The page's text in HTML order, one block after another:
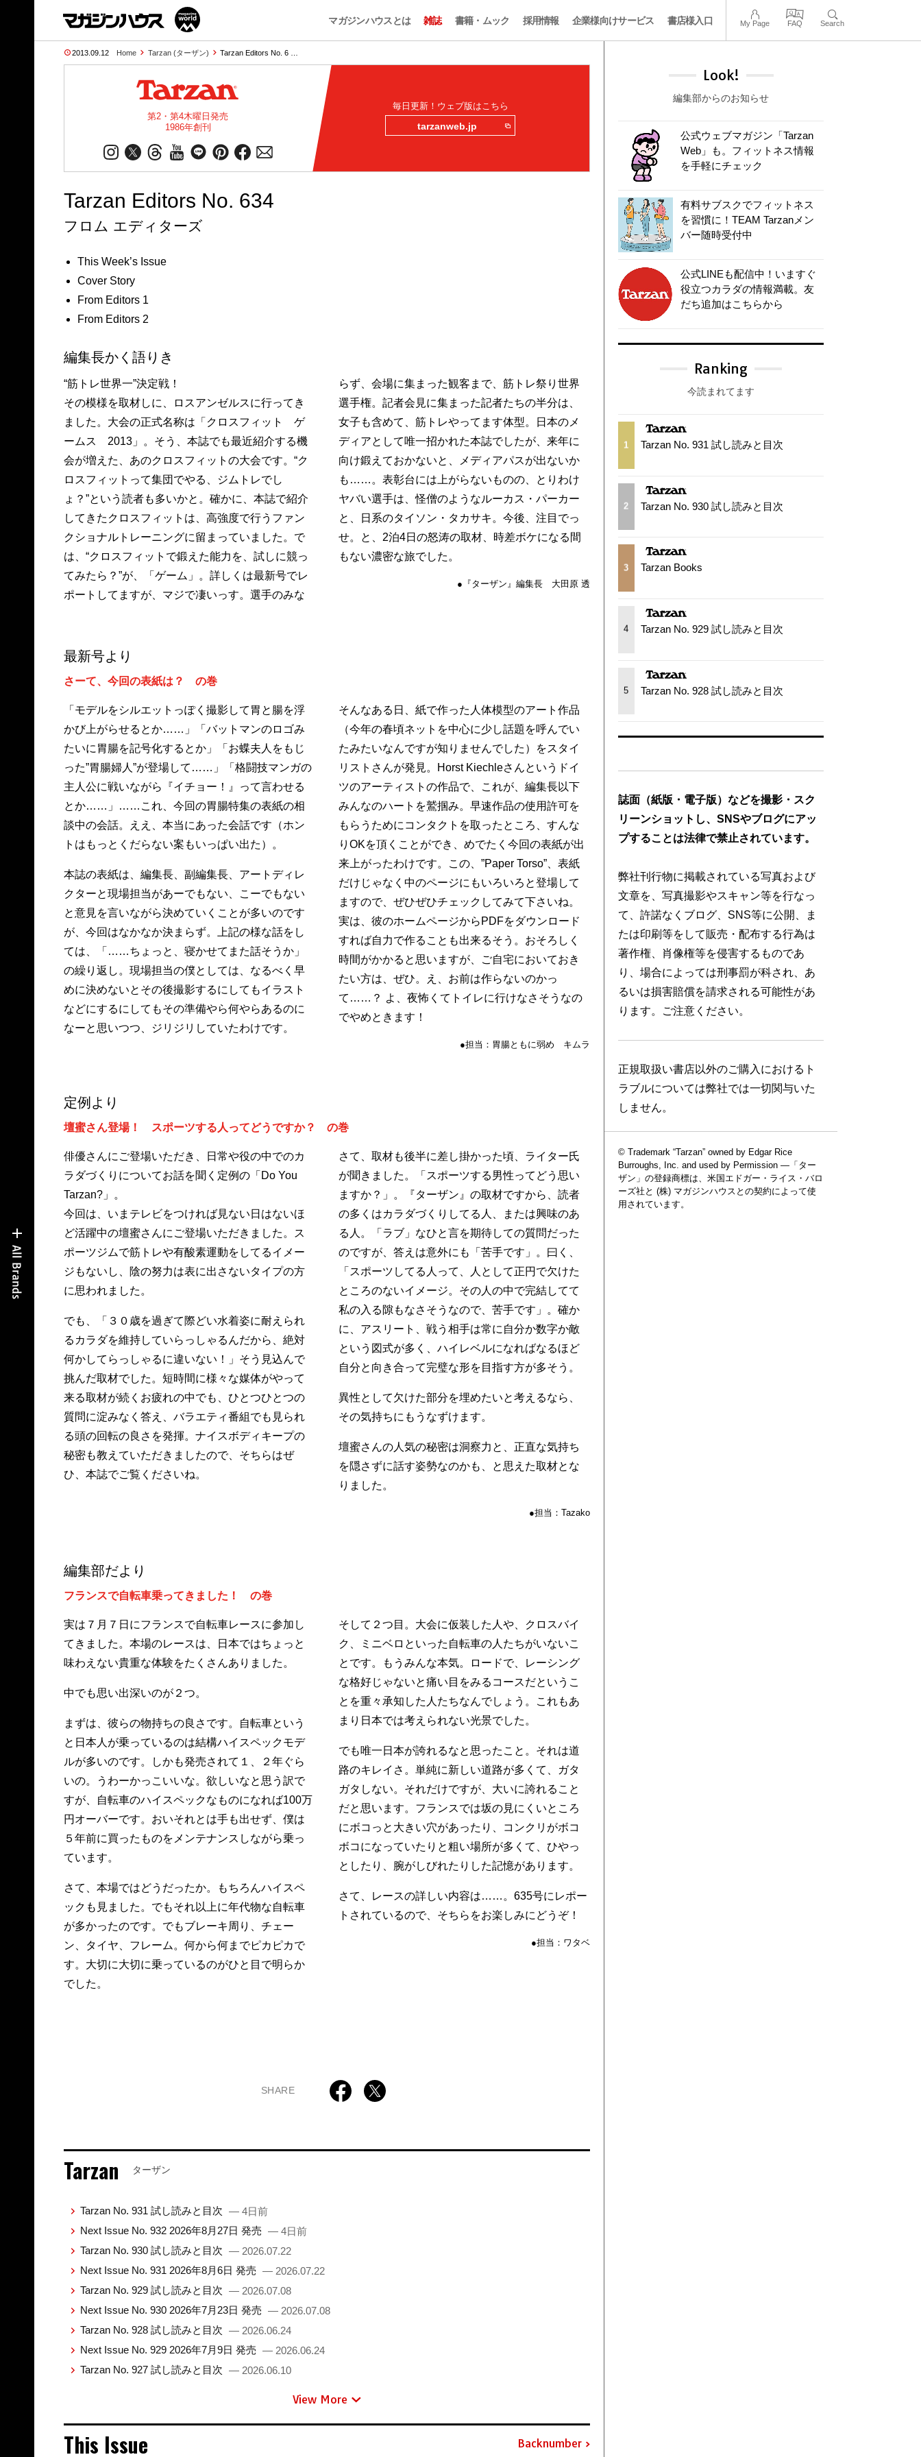
マガジンハウスとは 雑誌 書籍・ムック 採用情報 企業様向けサービス 書店様入口 My Page FAQ Search
2013.09.12 Home Tarzan (ターザン) Tarzan Editors No. 6 …
第2・第4木曜日発売
1986年創刊
毎日更新！ウェブ版はこちら
tarzanweb.jp
Tarzan Editors No. 634
フロム エディターズ
This Week’s Issue
Cover Story
From Editors 1
From Editors 2
編集長かく語りき
“筋トレ世界一”決定戦！
その模様を取材しに、ロスアンゼルスに行ってき
ました。大会の正式名称は「クロスフィット ゲ
ームス 2013」。そう、本誌でも最近紹介する機
会が増えた、あのクロスフィットの大会です。“ク
ロスフィットって集団でやる、ジムトレでし
ょ？”という読者も多いかと。確かに、本誌で紹介
してきたクロスフィットは、高強度で行うファン
クショナルトレーニングに留まっていました。で
は、“クロスフィットで鍛えた能力を、試しに競っ
てみたら？”が、「ゲーム」。詳しくは最新号でレ
ポートしてますが、マジで凄いっす。選手のみな
らず、会場に集まった観客まで、筋トレ祭り世界
選手権。記者会見に集まった記者たちの半分は、
女子も含めて、筋トレやってます体型。日本のメ
ディアとして唯一招かれた本誌でしたが、来年に
向け鍛えておかないと、メディアパスが出ないか
も……。表彰台には上がらないものの、とりわけ
ヤバい選手は、怪僧のようなルーカス・パーカー
と、日系のタイソン・タカサキ。今後、注目でっ
せ。と、2泊4日の怒涛の取材、時差ボケになる間
もない濃密な旅でした。
●『ターザン』編集長 大田原 透
最新号より
さーて、今回の表紙は？ の巻
「モデルをシルエットっぽく撮影して胃と腸を浮
かび上がらせるとか……」「バットマンのロゴみ
たいに胃腸を記号化するとか」「お蝶夫人をもじ
った”胃腸婦人”が登場して……」「格闘技マンガの
主人公に戦いながら『イチョー！』って言わせる
とか……」……これ、今回の胃腸特集の表紙の相
談中の会話。ええ、本当にあった会話です（ホン
トはもっとくだらない案もいっぱい出た）。
本誌の表紙は、編集長、副編集長、アートディレ
クターと現場担当があーでもない、こーでもない
と意見を言いながら決めていくことが多いのです
が、今回はなかなか決まらず。上記の様な話をし
ては、「……ちょっと、寝かせてまた話そうか」
の繰り返し。現場担当の僕としては、なるべく早
めに決めないとその後撮影するにしてもイラスト
などにするにしてもその準備やら何やらあるのに
なーと思いつつ、ジリジリしていたわけです。
そんなある日、紙で作った人体模型のアート作品
（今年の春頃ネットを中心に少し話題を呼んでい
たみたいなんですが知りませんでした）をスタイ
リストさんが発見。Horst Kiechleさんというドイ
ツのアーティストの作品で、これが、編集長以下
みんなのハートを鷲掴み。早速作品の使用許可を
もらうためにコンタクトを取ったところ、すんな
りOKを頂くことができ、めでたく今回の表紙が出
来上がったわけです。この、”Paper Torso”、表紙
だけじゃなく中のページにもいろいろと登場して
ますので、ぜひぜひチェックしてみて下さいね。
実は、彼のホームページからPDFをダウンロード
すれば自力で作ることも出来るそう。おそろしく
時間がかかると思いますが、ご自宅においておき
たい方は、ぜひ。え、お前は作らないのかっ
て……？ よ、夜怖くてトイレに行けなさそうなの
でやめときます！
●担当：胃腸ともに弱め キムラ
定例より
壇蜜さん登場！ スポーツする人ってどうですか？ の巻
俳優さんにご登場いただき、日常や役の中でのカ
ラダづくりについてお話を聞く定例の「Do You
Tarzan?」。
今回は、いまテレビをつければ見ない日はないほ
ど活躍中の壇蜜さんにご登場いただきました。ス
ポーツジムで筋トレや有酸素運動をしてるイメー
ジもないし、陰の努力は表に出さないタイプの方
に思われました。
でも、「３０歳を過ぎて際どい水着姿に耐えられ
るカラダを維持していらっしゃるんだから、絶対
何かしてらっしゃるに違いない！」そう見込んで
挑んだ取材でした。短時間に様々な媒体がやって
来る取材が続くお疲れの中でも、ひとつひとつの
質問に淀みなく答え、バラエティ番組でも見られ
る頭の回転の良さを発揮。ナイスボディキープの
秘密も教えていただきましたので、そちらはぜ
ひ、本誌でご覧くださいね。
さて、取材も後半に差し掛かった頃、ライター氏
が聞きました。「スポーツする男性ってどう思い
ますか？」。『ターザン』の取材ですから、読者
の多くはカラダづくりしてる人、または興味のあ
る人。「ラブ」なひと言を期待しての質問だった
のですが、答えは意外にも「苦手です」。曰く、
「スポーツしてる人って、人として正円で欠けた
ところのないイメージ。その人の中で完結してて
私の入る隙もなさそうなので、苦手です」。確か
に、アスリート、戦う相手は常に自分か数字か敵
という図式が多く、ハイレベルになればなるほど
自分と向き合って完璧な形を目指す方が多そう。
異性として欠けた部分を埋めたいと考えるなら、
その気持ちにもうなずけます。
壇蜜さんの人気の秘密は洞察力と、正直な気持ち
を隠さずに話す姿勢なのかも、と思えた取材とな
りました。
●担当：Tazako
編集部だより
フランスで自転車乗ってきました！ の巻
実は７月７日にフランスで自転車レースに参加し
てきました。本場のレースは、日本ではちょっと
味わえない貴重な体験をたくさんありました。
中でも思い出深いのが２つ。
まずは、彼らの物持ちの良さです。自転車という
と日本人が乗っているのは結構ハイスペックモデ
ルが多いのです。しかも発売されて１、２年ぐら
いの。うわーかっこいいな。欲しいなと思う訳で
すが、自転車のハイスペックなものになれば100万
円オーバーです。おいそれとは手も出せず、僕は
５年前に買ったものをメンテナンスしながら乗っ
ています。
さて、本場ではどうだったか。もちろんハイスペ
ックも見ました。でもそれ以上に年代物な自転車
が多かったのです。でもブレーキ周り、チェー
ン、タイヤ、フレーム。何から何までピカピカで
す。大切に大切に乗っているのがひと目で明らか
でした。
そして２つ目。大会に仮装した人や、クロスバイ
ク、ミニベロといった自転車の人たちがいないこ
とです。もうみんな本気。ロードで、レーシング
な格好じゃないと痛い目をみるコースだというこ
とを重々承知した人たちなんでしょう。これもあ
まり日本では考えられない光景でした。
でも唯一日本が誇れるなと思ったこと。それは道
路のキレイさ。単純に新しい道路が多くて、ガタ
ガタしない。それだけですが、大いに誇れること
だと思います。フランスでは坂の見にくいところ
にボコっと大きい穴があったり、コンクリがボコ
ボコになっていたりと粗い場所が多くて、ひやっ
としたり、腕がしびれたりした記憶があります。
さて、レースの詳しい内容は……。635号にレポー
トされているので、そちらをお楽しみにどうぞ！
●担当：ワタベ
SHARE
Tarzan ターザン
Tarzan No. 931 試し読みと目次 — 4日前
Next Issue No. 932 2026年8月27日 発売 — 4日前
Tarzan No. 930 試し読みと目次 — 2026.07.22
Next Issue No. 931 2026年8月6日 発売 — 2026.07.22
Tarzan No. 929 試し読みと目次 — 2026.07.08
Next Issue No. 930 2026年7月23日 発売 — 2026.07.08
Tarzan No. 928 試し読みと目次 — 2026.06.24
Next Issue No. 929 2026年7月9日 発売 — 2026.06.24
Tarzan No. 927 試し読みと目次 — 2026.06.10
View More
This Issue Backnumber
Look!
編集部からのお知らせ
公式ウェブマガジン「Tarzan
Web」も。フィットネス情報
を手軽にチェック
有料サブスクでフィットネス
を習慣に！TEAM Tarzanメン
バー随時受付中
公式LINEも配信中！いますぐ
役立つカラダの情報満載。友
だち追加はこちらから
Ranking
今読まれてます
1 Tarzan No. 931 試し読みと目次
2 Tarzan No. 930 試し読みと目次
3 Tarzan Books
4 Tarzan No. 929 試し読みと目次
5 Tarzan No. 928 試し読みと目次
誌面（紙版・電子版）などを撮影・スク
リーンショットし、SNSやブログにアッ
プすることは法律で禁止されています。
弊社刊行物に掲載されている写真および
文章を、写真撮影やスキャン等を行なっ
て、許諾なくブログ、SNS等に公開、ま
たは印刷等をして販売・配布する行為は
著作権、肖像権等を侵害するものであ
り、場合によっては刑事罰が科され、あ
るいは損害賠償を請求される可能性があ
ります。ご注意ください。
正規取扱い書店以外のご購入におけるト
ラブルについては弊社では一切関与いた
しません。
© Trademark “Tarzan” owned by Edgar Rice
Burroughs, Inc. and used by Permission —「ター
ザン」の登録商標は、米国エドガー・ライス・バロ
ーズ社と (株) マガジンハウスとの契約によって使
用されています。